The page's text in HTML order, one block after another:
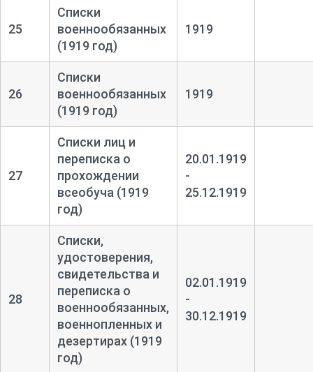
25
Списки
военнообязанных
(1919 год)
1919
26
Списки
военнообязанных
(1919 год)
1919
27
Списки лиц и
переписка о
прохождении
всеобуча (1919
год)
20.01.1919
-
25.12.1919
28
Списки,
удостоверения,
свидетельства и
переписка о
военнообязанных,
военнопленных и
дезертирах (1919
год)
02.01.1919
-
30.12.1919